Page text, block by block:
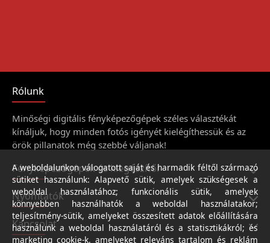
Rólunk
Minőségi digitális fényképezőgépek széles választékát
kínáljuk, hogy minden fotós igényét kielégíthessük és az
örök pillanatok még szebbé váljanak!
Fényképezőgépek és kiegészítői
Nyomtatók
Kapcsolat
A weboldalunkon válogatott saját és harmadik féltől származó
sütiket használunk: Alapvető sütik, amelyek szükségesek a
weboldal használatához; funkcionális sütik, amelyek
könnyebben használhatók a weboldal használatakor;
teljesítmény-sütik, amelyeket összesített adatok előállítására
használunk a weboldal használatáról és a statisztikákról; és
marketing cookie-k, amelyeket releváns tartalom és reklám